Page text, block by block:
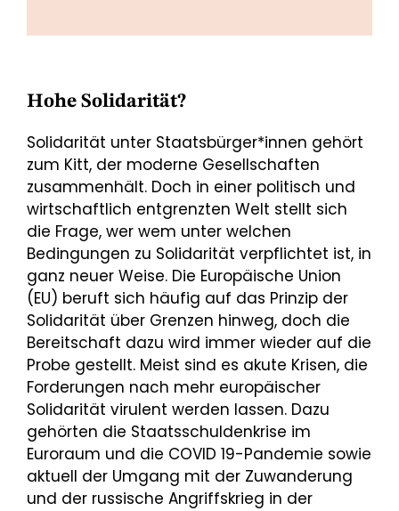
Hohe Solidarität?
Solidarität unter Staatsbürger*innen gehört
zum Kitt, der moderne Gesellschaften
zusammenhält. Doch in einer politisch und
wirtschaftlich entgrenzten Welt stellt sich
die Frage, wer wem unter welchen
Bedingungen zu Solidarität verpflichtet ist, in
ganz neuer Weise. Die Europäische Union
(EU) beruft sich häufig auf das Prinzip der
Solidarität über Grenzen hinweg, doch die
Bereitschaft dazu wird immer wieder auf die
Probe gestellt. Meist sind es akute Krisen, die
Forderungen nach mehr europäischer
Solidarität virulent werden lassen. Dazu
gehörten die Staatsschuldenkrise im
Euroraum und die COVID 19-Pandemie sowie
aktuell der Umgang mit der Zuwanderung
und der russische Angriffskrieg in der